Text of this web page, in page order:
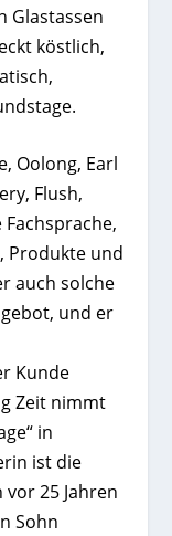
Glastassen
köstlich,
Oolong, Earl
Flush,
Produkte und
auch solche
und er
Kunde
Zeit nimmt
in
ist die
25 Jahren
Sohn